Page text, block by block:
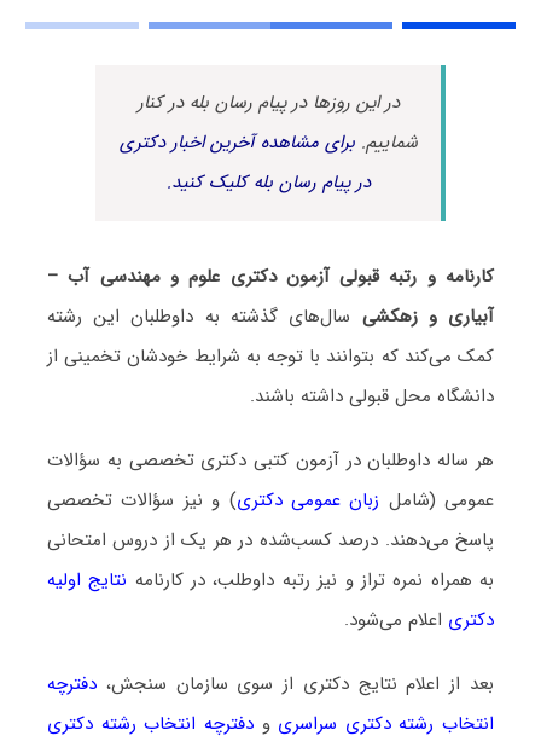
در این روزها در پیام رسان بله در کنار
شماییم.برای مشاهده آخرین اخبار دکتری
در پیام رسان بله کلیک کنید.
کارنامه و رتبه قبولی آزمون دکتری ﻋﻠﻮم و ﻣﻬﻨﺪسی آب –
آبیاری و زهکشی سال‌های گذشته به داوطلبان این رشته
کمک می‌کند که بتوانند با توجه به شرایط خودشان تخمینی از
دانشگاه محل قبولی داشته باشند.
هر ساله داوطلبان در آزمون کتبی دکتری تخصصی به سؤالات
عمومی (شامل زبان عمومی دکتری) و نیز سؤالات تخصصی
پاسخ می‌دهند. درصد کسب‌شده در هر یک از دروس امتحانی
به همراه نمره تراز و نیز رتبه داوطلب، در کارنامه نتایج اولیه
دکتری اعلام می‌شود.
بعد از اعلام نتایج دکتری از سوی سازمان سنجش،دفترچه
انتخاب رشته دکتری سراسری ودفترچه انتخاب رشته دکتری